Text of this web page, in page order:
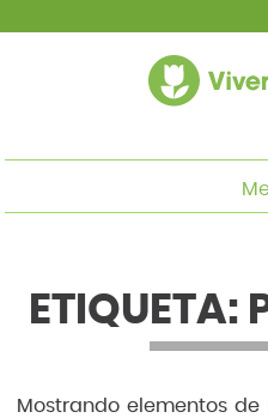
ETIQUETA:
Mostrando elementos